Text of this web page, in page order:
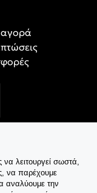
λειτουργεί σωστά,
να παρέχουμε
αναλύουμε την